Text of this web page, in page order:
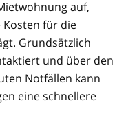
auf,
Kosten für die
Grundsätzlich
und über den
Notfällen kann
eine schnellere